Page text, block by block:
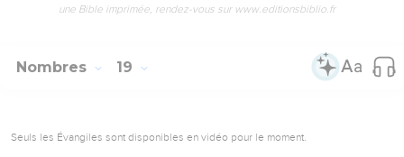
une Bible imprimée, rendez-vous sur www.editionsbiblio.fr
Nombres 19
Seuls les Évangiles sont disponibles en vidéo pour le moment.